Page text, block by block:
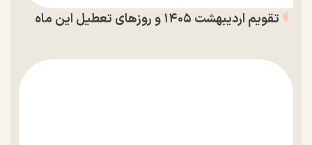
تقویم اردیبهشت ۱۴۰۵ و روز‌های تعطیل این ماه